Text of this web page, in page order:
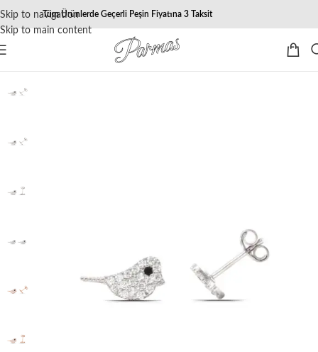
Skip to navigation
Skip to main content
Tüm Ürünlerde Geçerli Peşin Fiyatına 3 Taksit